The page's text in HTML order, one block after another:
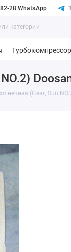
28 WhatsApp
(Gear; Sun